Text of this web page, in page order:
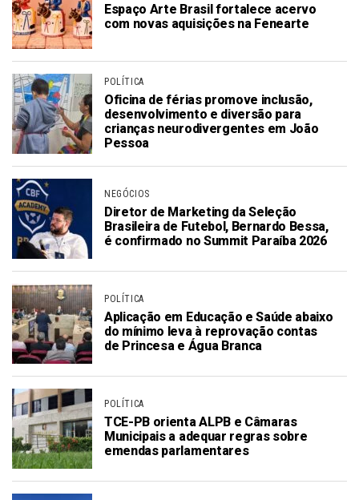
Espaço Arte Brasil fortalece acervo
com novas aquisições na Fenearte
POLÍTICA
Oficina de férias promove inclusão,
desenvolvimento e diversão para
crianças neurodivergentes em João
Pessoa
NEGÓCIOS
Diretor de Marketing da Seleção
Brasileira de Futebol, Bernardo Bessa,
é confirmado no Summit Paraíba 2026
POLÍTICA
Aplicação em Educação e Saúde abaixo
do mínimo leva à reprovação contas
de Princesa e Água Branca
POLÍTICA
TCE-PB orienta ALPB e Câmaras
Municipais a adequar regras sobre
emendas parlamentares